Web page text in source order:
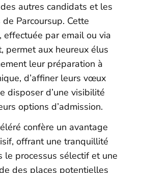
autres candidats et les
Parcoursup. Cette
effectuée par email ou via
permet aux heureux élus
leur préparation à
d’affiner leurs vœux
disposer d’une visibilité
options d’admission.
confère un avantage
offrant une tranquillité
le processus sélectif et une
des places potentielles